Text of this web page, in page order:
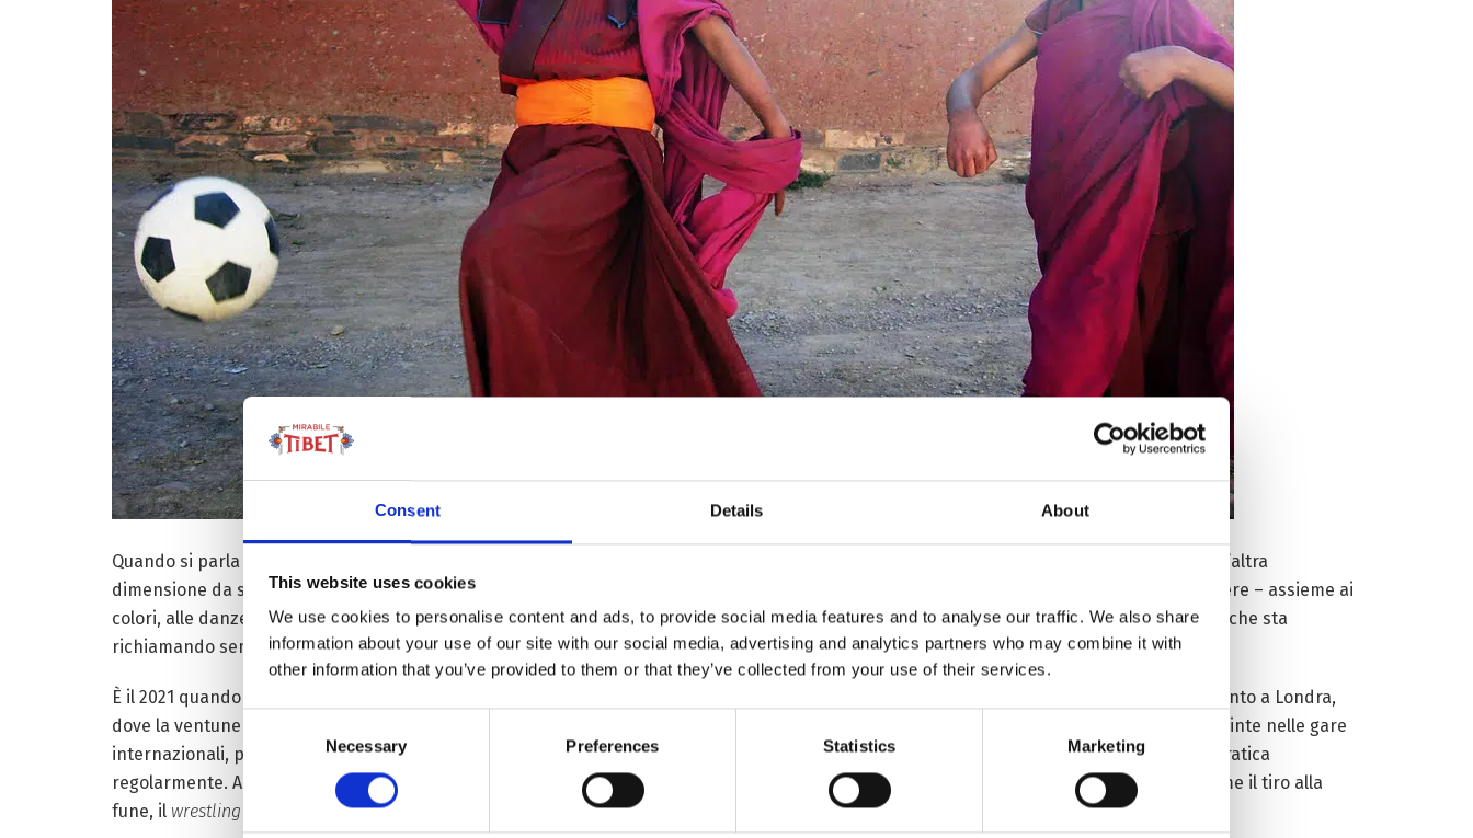
Consent Details About
This website uses cookies
We use cookies to personalise content and ads, to provide social media features and to analyse our traffic. We also share
information about your use of our site with our social media, advertising and analytics partners who may combine it with
other information that you’ve provided to them or that they’ve collected from your use of their services.
Necessary Preferences Statistics Marketing
Quando si parla di turismo nel Tibet, si pensa all’esplorazione della Natura, della Cultura e della Spiritualità dell’Altopiano. Ma c’è anche un’altra
dimensione da scoprire, che ha a che fare con la vita passata e presente su queste terre: quella dello Sport. Da guardare, celebrare o vivere – assieme ai
colori, alle danze e ai canti che spesso accompagnano quello tradizionale oppure in mezzo a eventi ormai internazionali. Una dimensione che sta
richiamando sempre più visitatori ma anche sempre più partecipanti, impazienti di mettersi alla prova. Con, a volte, risultati eccezionali.
È il 2021 quando sui giornali del mondo appare la foto di Choeyang Kyi – la prima atleta tibetana a competere alle Olimpiadi. In quel momento a Londra,
dove la ventunenne arriva terza nella gara femminile dei venti chilometri di marcia. Dieci anni dopo, la Regione conta oltre 380 medaglie vinte nelle gare
internazionali, più di 8mila impianti sportivi, migliaia di eventi locali e quasi un milione di persone (circa un terzo della popolazione) che pratica
regolarmente. Anche perché più di 20 sport tradizionali sono stati aggiunti alla lista del patrimonio culturale immateriale mentre altri (come il tiro alla
fune, il wrestling tibetano, il sollevamento dei pesi ma anche gli scacchi) sono stati inseriti come eventi negli incontri sportivi.